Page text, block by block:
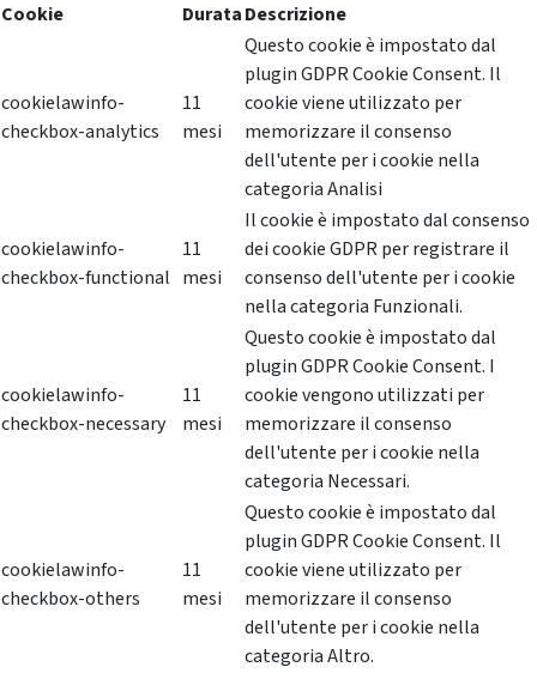
Cookie
DurataDescrizione
cookielawinfo-
checkbox-analytics
11
mesi
Questo cookie è impostato dal
plugin GDPR Cookie Consent. Il
cookie viene utilizzato per
memorizzare il consenso
dell'utente per i cookie nella
categoria Analisi
cookielawinfo-
checkbox-functional
11
mesi
Il cookie è impostato dal consenso
dei cookie GDPR per registrare il
consenso dell'utente per i cookie
nella categoria Funzionali.
cookielawinfo-
checkbox-necessary
11
mesi
Questo cookie è impostato dal
plugin GDPR Cookie Consent. I
cookie vengono utilizzati per
memorizzare il consenso
dell'utente per i cookie nella
categoria Necessari.
cookielawinfo-
checkbox-others
11
mesi
Questo cookie è impostato dal
plugin GDPR Cookie Consent. Il
cookie viene utilizzato per
memorizzare il consenso
dell'utente per i cookie nella
categoria Altro.